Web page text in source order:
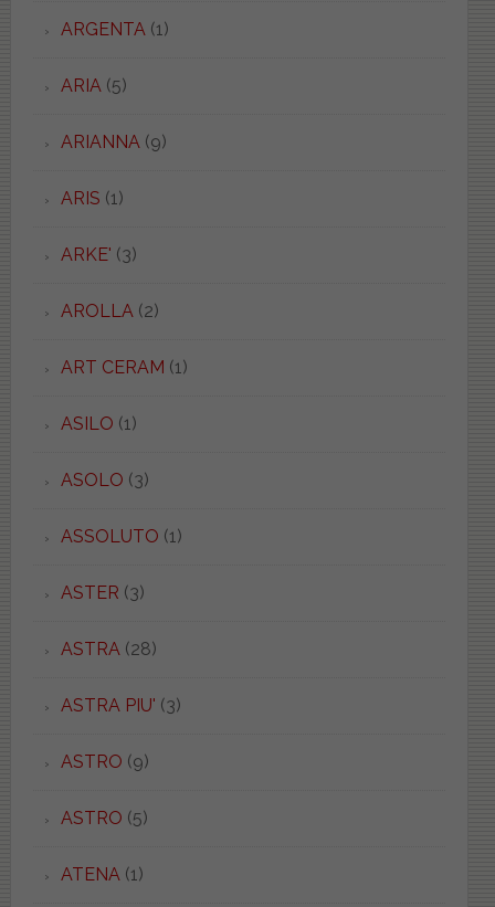
ARGENTA (1)
ARIA (5)
ARIANNA (9)
ARIS (1)
ARKE' (3)
AROLLA (2)
ART CERAM (1)
ASILO (1)
ASOLO (3)
ASSOLUTO (1)
ASTER (3)
ASTRA (28)
ASTRA PIU' (3)
ASTRO (9)
ASTRO (5)
ATENA (1)